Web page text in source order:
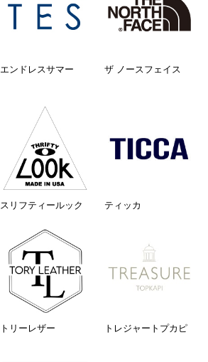
エンドレスサマー ザ ノースフェイス
スリフティールック ティッカ
トリーレザー トレジャートプカピ